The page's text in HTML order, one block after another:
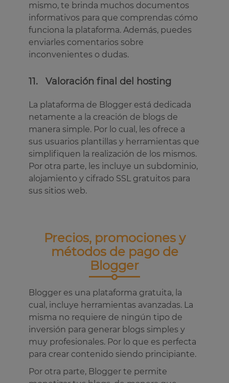
mismo, te brinda muchos documentos
informativos para que comprendas cómo
funciona la plataforma. Además, puedes
enviarles comentarios sobre
inconvenientes o dudas.
11. Valoración final del hosting
La plataforma de Blogger está dedicada
netamente a la creación de blogs de
manera simple. Por lo cual, les ofrece a
sus usuarios plantillas y herramientas que
simplifiquen la realización de los mismos.
Por otra parte, les incluye un subdominio,
alojamiento y cifrado SSL gratuitos para
sus sitios web.
Precios, promociones y
métodos de pago de
Blogger
Blogger es una plataforma gratuita, la
cual, incluye herramientas avanzadas. La
misma no requiere de ningún tipo de
inversión para generar blogs simples y
muy profesionales. Por lo que es perfecta
para crear contenido siendo principiante.
Por otra parte, Blogger te permite